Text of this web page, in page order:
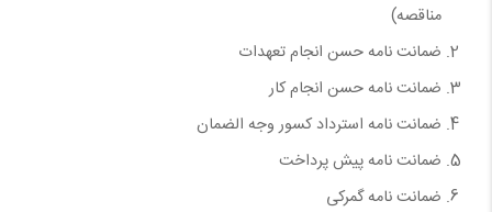
مناقصه)
ضمانت نامه حسن انجام تعهدات
ضمانت نامه حسن انجام کار
ضمانت نامه استرداد کسور وجه الضمان
ضمانت نامه پیش پرداخت
ضمانت نامه گمرکی